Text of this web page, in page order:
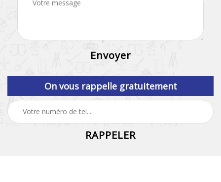
On vous rappelle gratuitement